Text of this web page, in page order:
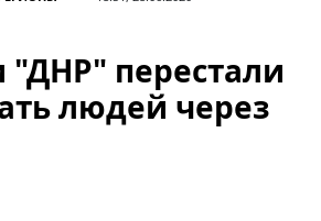
"ДНР" перестали
людей через